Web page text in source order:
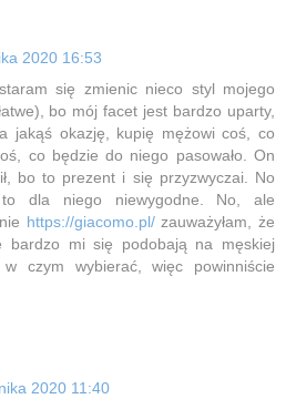
2020 16:53
się zmienic nieco styl mojego
bo mój facet jest bardzo uparty,
jakąś okazję, kupię mężowi coś, co
co będzie do niego pasowało. On
bo to prezent i się przyzwyczai. No
dla niego niewygodne. No, ale
https://giacomo.pl/zauważyłam, że
bardzo mi się podobają na męskiej
czym wybierać, więc powinniście
2020 11:40